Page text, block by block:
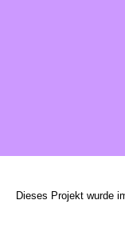
Dieses Projekt wurde